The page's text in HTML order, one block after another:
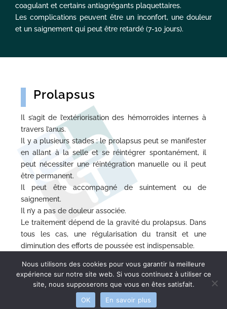
coagulant et certains antiagrégants plaquettaires.
Les complications peuvent être un inconfort, une douleur
et un saignement qui peut être retardé (7-10 jours).
Prolapsus
Il s’agit de l’extériorisation des hémorroïdes internes à
travers l’anus.
Il y a plusieurs stades : le prolapsus peut se manifester
en allant à la selle et se réintégrer spontanément, il
peut nécessiter une réintégration manuelle ou il peut
être permanent.
Il peut être accompagné de suintement ou de
saignement.
Il n’y a pas de douleur associée.
Le traitement dépend de la gravité du prolapsus. Dans
tous les cas, une régularisation du transit et une
diminution des efforts de poussée est indispensable.
Centre de Gastroentérologie Lyon-Sauvegarde
Réalisation : Ascomedia
Nous utilisons des cookies pour vous garantir la meilleure
expérience sur notre site web. Si vous continuez à utiliser ce
site, nous supposerons que vous en êtes satisfait.
OK
En savoir plus